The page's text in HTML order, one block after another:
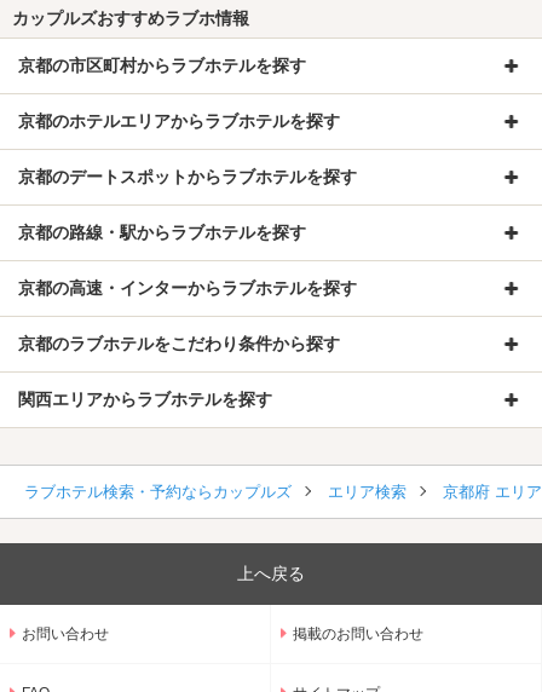
カップルズおすすめラブホ情報
京都の市区町村からラブホテルを探す
京都のホテルエリアからラブホテルを探す
京都のデートスポットからラブホテルを探す
京都の路線・駅からラブホテルを探す
京都の高速・インターからラブホテルを探す
京都のラブホテルをこだわり条件から探す
関西エリアからラブホテルを探す
ラブホテル検索・予約ならカップルズ エリア検索 京都府 エリ
上へ戻る
お問い合わせ 掲載のお問い合わせ